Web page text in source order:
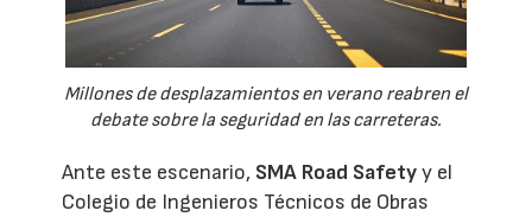
Millones de desplazamientos en verano reabren el
debate sobre la seguridad en las carreteras.
Ante este escenario, SMA Road Safetyy el
Colegio de Ingenieros Técnicos de Obras